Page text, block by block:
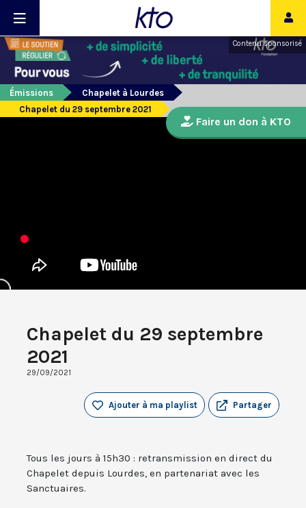
Contenu sponsorisé
Émissions
Chapelet à Lourdes
Chapelet du 29 septembre 2021
Chapelet du 29 septembre
2021
29/09/2021
Partager
Ajouter à ma playlist
Tous les jours à 15h30 : retransmission en direct du
Chapelet depuis Lourdes, en partenariat avec les
Sanctuaires.
Faire un don à KTO